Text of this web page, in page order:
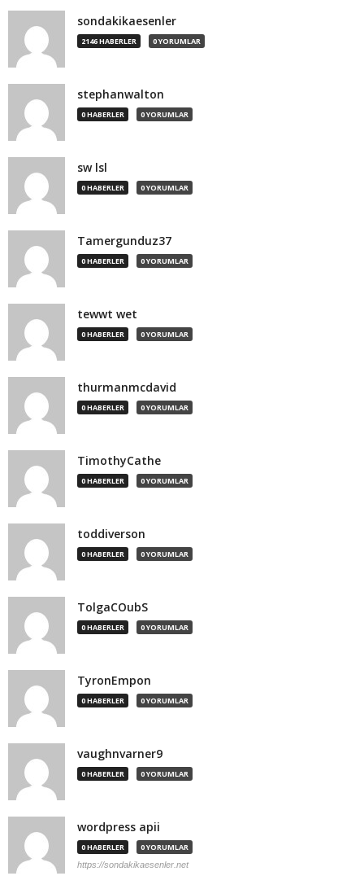
sondakikaesenler
2146 HABERLER 0 YORUMLAR
stephanwalton
0 HABERLER 0 YORUMLAR
sw lsl
0 HABERLER 0 YORUMLAR
Tamergunduz37
0 HABERLER 0 YORUMLAR
tewwt wet
0 HABERLER 0 YORUMLAR
thurmanmcdavid
0 HABERLER 0 YORUMLAR
TimothyCathe
0 HABERLER 0 YORUMLAR
toddiverson
0 HABERLER 0 YORUMLAR
TolgaCOubS
0 HABERLER 0 YORUMLAR
TyronEmpon
0 HABERLER 0 YORUMLAR
vaughnvarner9
0 HABERLER 0 YORUMLAR
wordpress apii
0 HABERLER 0 YORUMLAR
https://sondakikaesenler.net